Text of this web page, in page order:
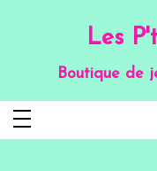
Les
Boutique de